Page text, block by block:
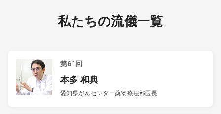
私たちの流儀一覧
第61回
本多 和典
愛知県がんセンター薬物療法部医長